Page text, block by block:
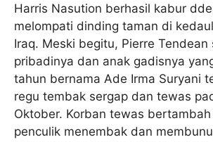
Harris Nasution berhasil kabur
melompati dinding taman di
Iraq. Meski begitu, Pierre Tendean
pribadinya dan anak gadisnya
tahun bernama Ade Irma Suryani
regu tembak sergap dan tewas
Oktober. Korban tewas
penculik menembak dan